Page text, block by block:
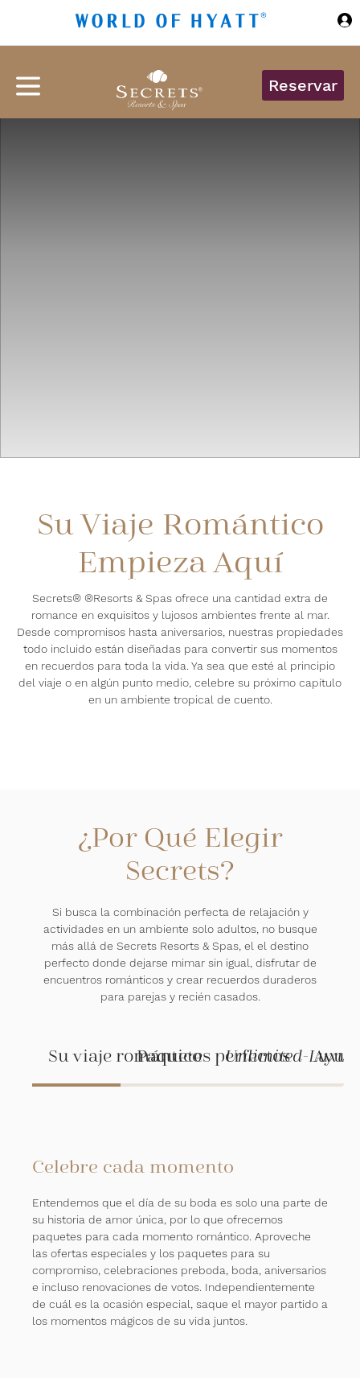
Reservar
Su Viaje Romántico
Empieza Aquí
Secrets® ®Resorts & Spas ofrece una cantidad extra de
romance en exquisitos y lujosos ambientes frente al mar.
Desde compromisos hasta aniversarios, nuestras propiedades
todo incluido están diseñadas para convertir sus momentos
en recuerdos para toda la vida. Ya sea que esté al principio
del viaje o en algún punto medio, celebre su próximo capítulo
en un ambiente tropical de cuento.
¿Por Qué Elegir
Secrets?
Si busca la combinación perfecta de relajación y
actividades en un ambiente solo adultos, no busque
más allá de Secrets Resorts & Spas, el el destino
perfecto donde dejarse mimar sin igual, disfrutar de
encuentros románticos y crear recuerdos duraderos
para parejas y recién casados.
Su viaje románticoPaquetes perfectos
Unlimited-
Celebre cada momento
Entendemos que el día de su boda es solo una parte de
su historia de amor única, por lo que ofrecemos
paquetes para cada momento romántico. Aproveche
las ofertas especiales y los paquetes para su
compromiso, celebraciones preboda, boda, aniversarios
e incluso renovaciones de votos. Independientemente
de cuál es la ocasión especial, saque el mayor partido a
los momentos mágicos de su vida juntos.